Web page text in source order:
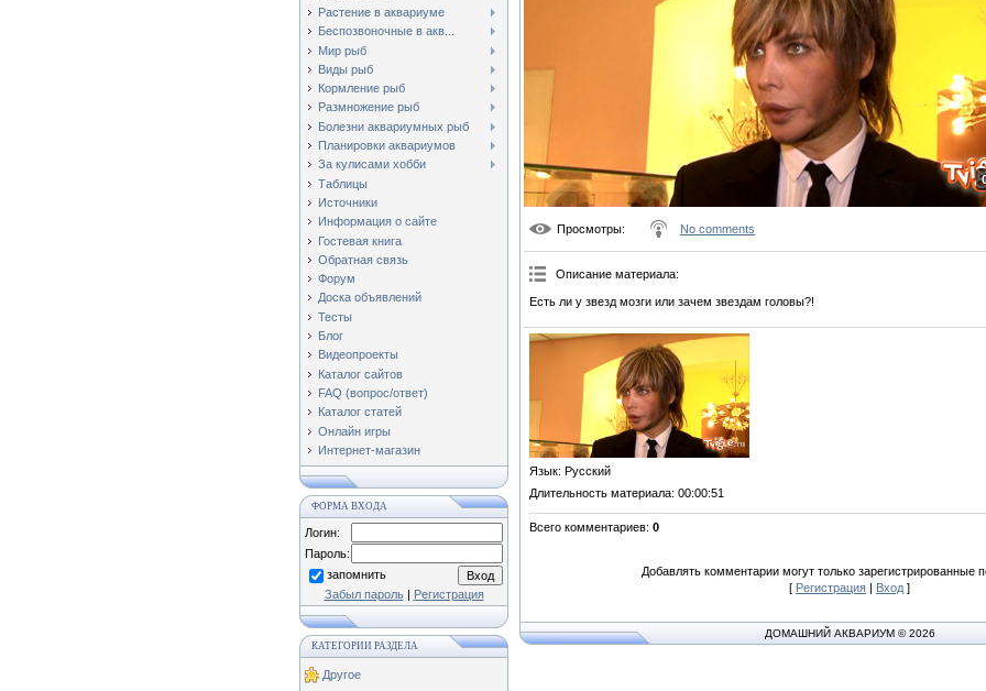
Растение в аквариуме
Беспозвоночные в акв...
Мир рыб
Виды рыб
Кормление рыб
Размножение рыб
Болезни аквариумных рыб
Планировки аквариумов
За кулисами хобби
Таблицы
Источники
Информация о сайте
Гостевая книга
Обратная связь
Форум
Доска объявлений
Тесты
Блог
Видеопроекты
Каталог сайтов
FAQ (вопрос/ответ)
Каталог статей
Онлайн игры
Интернет-магазин
ФОРМА ВХОДА
Логин:
Пароль:
запомнить
Забыл пароль| Регистрация
КАТЕГОРИИ РАЗДЕЛА
Другое
Просмотры: No comments
Описание материала:
Есть ли у звезд мозги или зачем звездам головы?!
Язык: Русский
Длительность материала: 00:00:51
Всего комментариев: 0
Добавлять комментарии могут только зарегистрированные
[ Регистрация | Вход ]
ДОМАШНИЙ АКВАРИУМ © 2026